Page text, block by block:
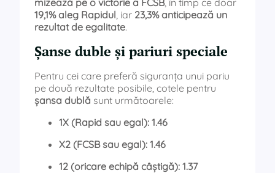
mizează pe o victorie a FCSB, în timp ce doar
19,1% aleg Rapidul, iar 23,3% anticipează un
rezultat de egalitate.
Șanse duble și pariuri speciale
Pentru cei care preferă siguranța unui pariu
pe două rezultate posibile, cotele pentru
șansa dublă sunt următoarele:
1X (Rapid sau egal): 1.46
X2 (FCSB sau egal): 1.46
12 (oricare echipă câștigă): 1.37